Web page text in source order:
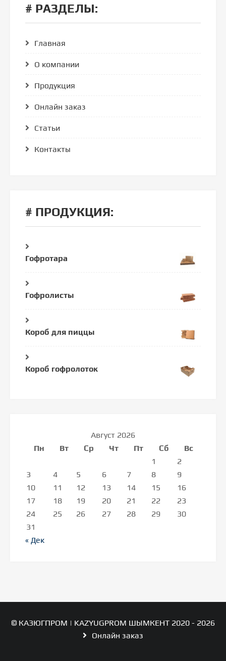
# РАЗДЕЛЫ:
Главная
О компании
Продукция
Онлайн заказ
Статьи
Контакты
# ПРОДУКЦИЯ:
Гофротара
Гофролисты
Короб для пиццы
Короб гофролоток
Август 2026
Пн
Вт Ср Чт Пт Сб
Вс
1
2
3
4 5 6 7 8
9
10
11 12 13 14 15
16
17
18 19 20 21 22
23
24
25 26 27 28 29
30
31
« Дек
© КАЗЮГПРОМ | KAZYUGPROM ШЫМКЕНТ 2020 - 2026
Онлайн заказ